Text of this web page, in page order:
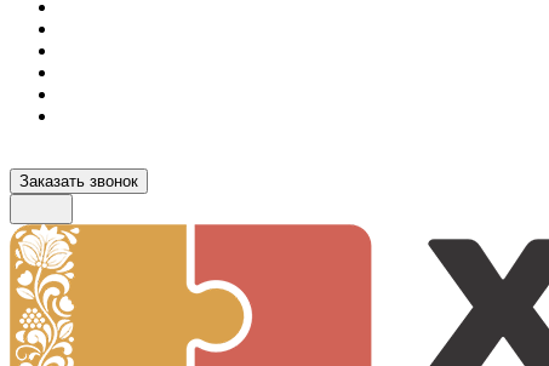
Заказать звонок